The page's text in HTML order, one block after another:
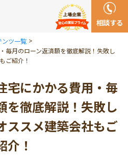
相談する
ンツ一覧
毎月のローン返済額を徹底解説！失敗し
ご紹介！
宅にかかる費用・毎
を徹底解説！失敗し
ススメ建築会社もご
介！